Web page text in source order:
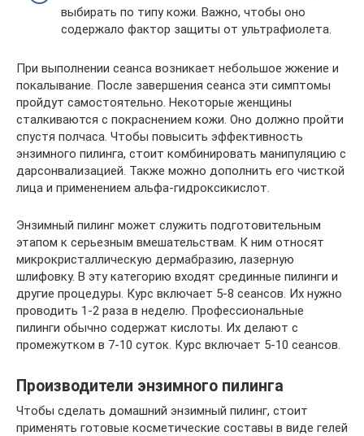
выбирать по типу кожи. Важно, чтобы оно
содержало фактор защиты от ультрафиолета.
При выполнении сеанса возникает небольшое жжение и
покалывание. После завершения сеанса эти симптомы
пройдут самостоятельно. Некоторые женщины
сталкиваются с покраснением кожи. Оно должно пройти
спустя полчаса. Чтобы повысить эффективность
энзимного пилинга, стоит комбинировать манипуляцию с
дарсонвализацией. Также можно дополнить его чисткой
лица и применением альфа-гидроксикислот.
Энзимный пилинг может служить подготовительным
этапом к серьезным вмешательствам. К ним относят
микрокристаллическую дермабразию, лазерную
шлифовку. В эту категорию входят срединные пилинги и
другие процедуры. Курс включает 5-8 сеансов. Их нужно
проводить 1-2 раза в неделю. Профессиональные
пилинги обычно содержат кислоты. Их делают с
промежутком в 7-10 суток. Курс включает 5-10 сеансов.
Производители энзимного пилинга
Чтобы сделать домашний энзимный пилинг, стоит
применять готовые косметические составы в виде гелей